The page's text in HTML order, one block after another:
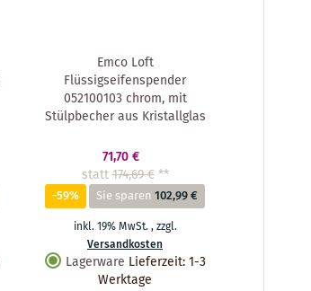
Emco Loft
Flüssigseifenspender
052100103 chrom, mit
Stülpbecher aus Kristallglas
71,70 €
statt174,69 € **
-59% Sie sparen102,99 €
inkl. 19% MwSt.,zzgl.
Versandkosten
Lagerware Lieferzeit:1-3
Werktage